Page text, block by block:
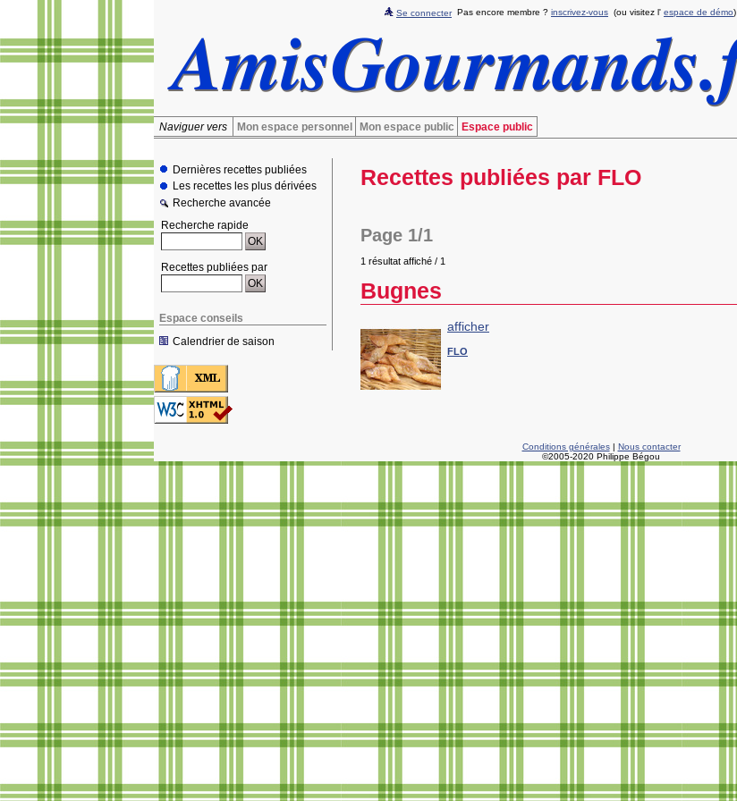
Se connecter Pas encore membre ? inscrivez-vous (ou visitez l' espace de démo)
Naviguer vers Mon espace personnel Mon espace public Espace public
Dernières recettes publiées
Les recettes les plus dérivées
Recherche avancée
Recherche rapide
Recettes publiées par
Espace conseils
Calendrier de saison
Recettes publiées par FLO
Page 1/1
1 résultat affiché / 1
Bugnes
afficher
FLO
Conditions générales| Nous contacter
©2005-2020 Philippe Bégou